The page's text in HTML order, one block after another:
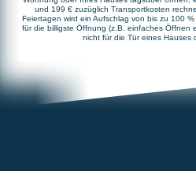
und 199 € zuzüglich Transportkosten
Feiertagen wird ein Aufschlag von bis zu 100
für die billigste Öffnung (z.B. einfaches Öffnen
nicht für die Tür eines Hauses